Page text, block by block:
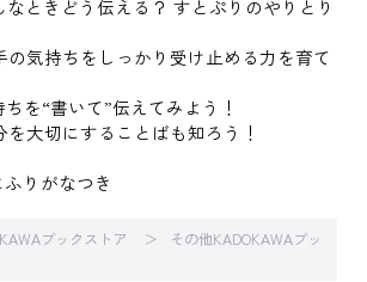
なときどう伝える？ すとぷりのやりとり
の気持ちをしっかり受け止める力を育て
ちを“書いて”伝えてみよう！
を大切にすることばも知ろう！
りがなつき
ブックストア
その他KADOKAWAブッ